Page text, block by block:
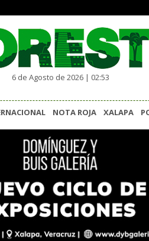
6 de Agosto de 2026 | 02:53
NOTA ROJA XALAPA